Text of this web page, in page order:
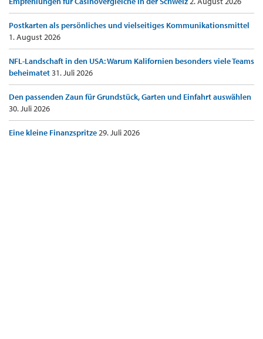
Postkarten als persönliches und vielseitiges Kommunikationsmittel
1. August 2026
NFL-Landschaft in den USA: Warum Kalifornien besonders viele Teams
beheimatet31. Juli 2026
Den passenden Zaun für Grundstück, Garten und Einfahrt auswählen
30. Juli 2026
Eine kleine Finanzspritze29. Juli 2026